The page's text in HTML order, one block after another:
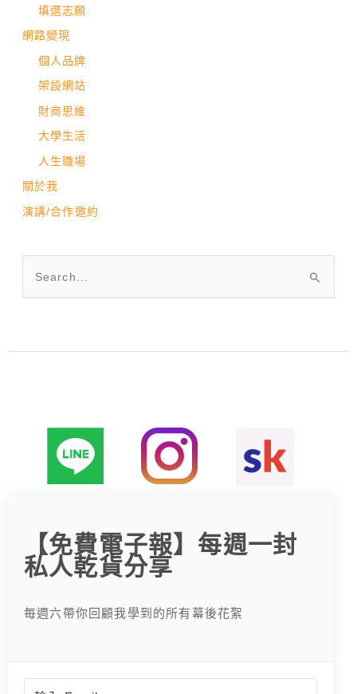
填選志願
網路變現
個人品牌
架設網站
財商思維
大學生活
人生職場
關於我
演講/合作邀約
【免費電子報】每週一封
私人乾貨分享
每週六帶你回顧我學到的所有幕後花絮